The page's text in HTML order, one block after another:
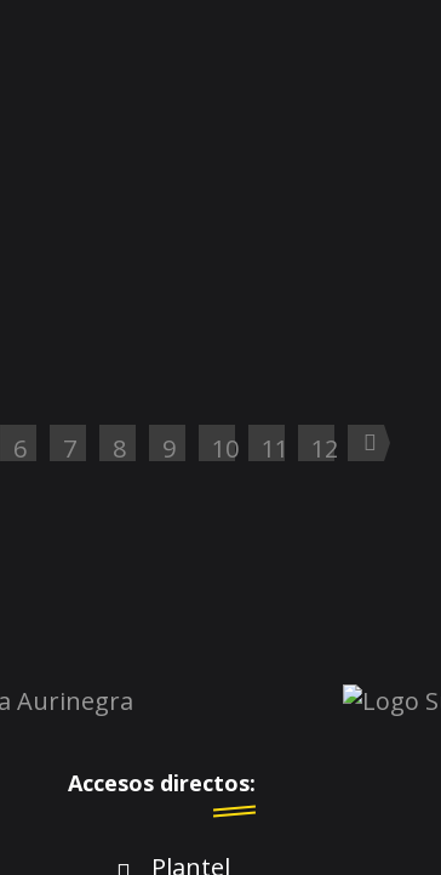
6 7 8 9 10 11 12
Accesos directos:
Plantel